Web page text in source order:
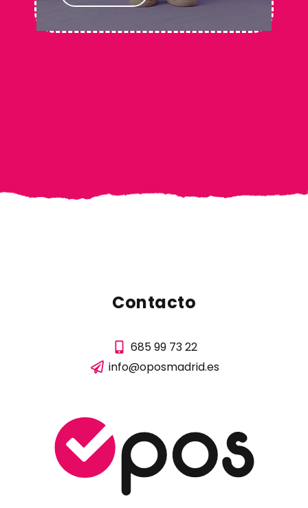
Contacto
685 99 73 22
info@oposmadrid.es